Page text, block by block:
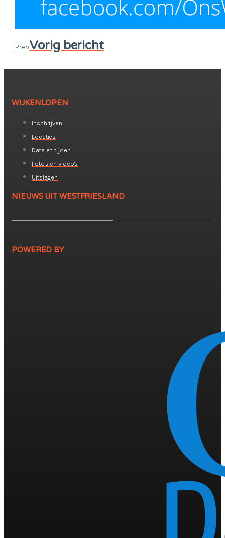
PrevVorig bericht
WIJKENLOPEN
Inschrijven
Locaties
Data en tijden
Foto's en video's
Uitslagen
NIEUWS UIT WESTFRIESLAND
POWERED BY